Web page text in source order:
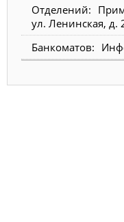
ул. Ленинская, д.